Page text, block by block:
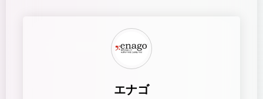
エナゴ